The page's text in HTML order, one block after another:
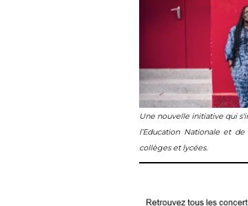
Une nouvelle initiative qui
l’Education Nationale et
collèges et lycées.